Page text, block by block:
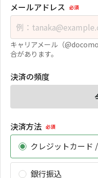
メールアドレス 必須
キャリアメール（
合があります。
決済の頻度
決済方法 必須
クレジットカード /
銀行振込